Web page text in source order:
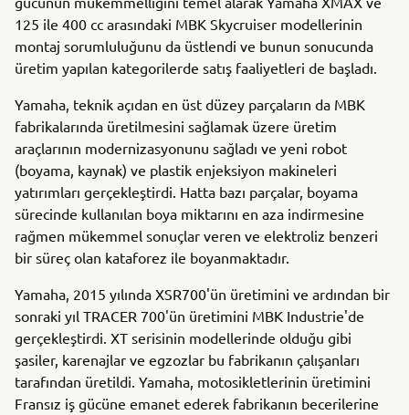
125 ile 400 cc arasındaki MBK Skycruiser modellerinin
montaj sorumluluğunu da üstlendi ve bunun sonucunda
üretim yapılan kategorilerde satış faaliyetleri de başladı.
Yamaha, teknik açıdan en üst düzey parçaların da MBK
fabrikalarında üretilmesini sağlamak üzere üretim
araçlarının modernizasyonunu sağladı ve yeni robot
(boyama, kaynak) ve plastik enjeksiyon makineleri
yatırımları gerçekleştirdi. Hatta bazı parçalar, boyama
sürecinde kullanılan boya miktarını en aza indirmesine
rağmen mükemmel sonuçlar veren ve elektroliz benzeri
bir süreç olan kataforez ile boyanmaktadır.
Yamaha, 2015 yılında XSR700'ün üretimini ve ardından bir
sonraki yıl TRACER 700'ün üretimini MBK Industrie'de
gerçekleştirdi. XT serisinin modellerinde olduğu gibi
şasiler, karenajlar ve egzozlar bu fabrikanın çalışanları
tarafından üretildi. Yamaha, motosikletlerinin üretimini
Fransız iş gücüne emanet ederek fabrikanın becerilerine